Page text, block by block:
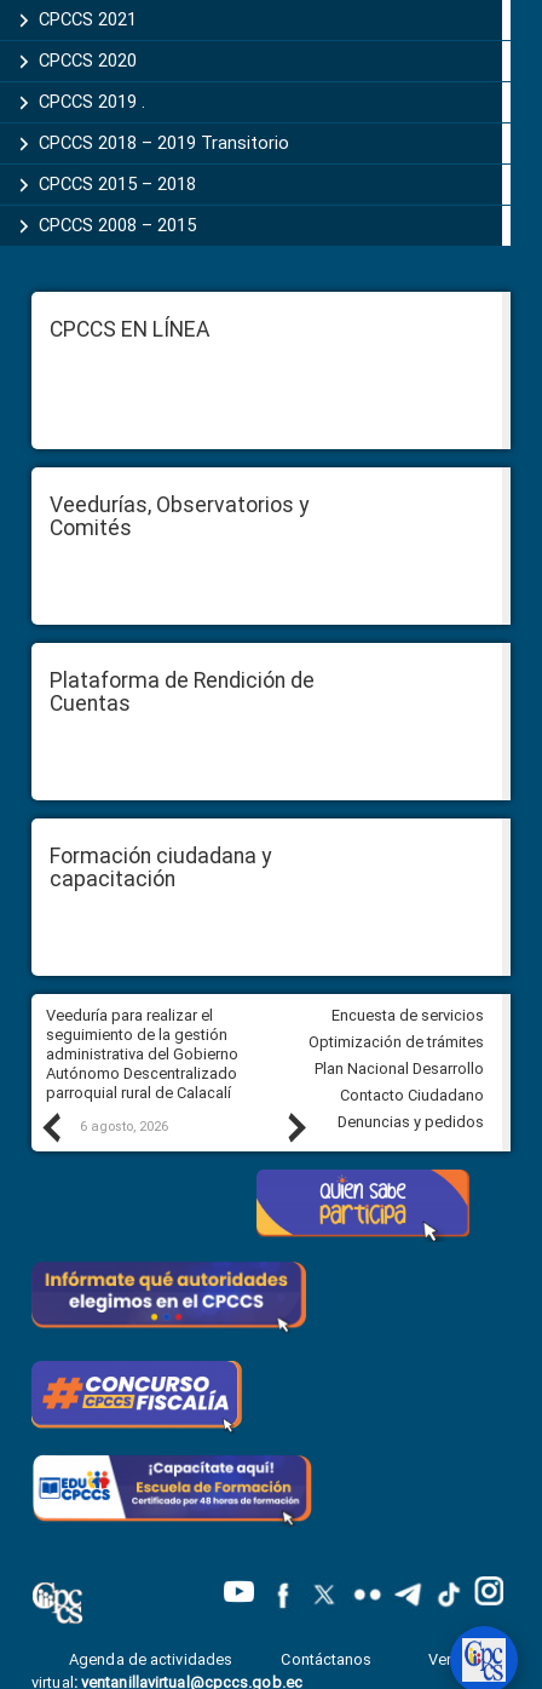
CPCCS 2021
CPCCS 2020
CPCCS 2019 .
CPCCS 2018 – 2019 Transitorio
CPCCS 2015 – 2018
CPCCS 2008 – 2015
FooterCPCCS EN LÍNEA
Veedurías, Observatorios y
Comités
Plataforma de Rendición de
Cuentas
Formación ciudadana y
capacitación
Previous
Veeduría para realizar el
seguimiento de la gestión
administrativa del Gobierno
Autónomo Descentralizado
parroquial rural de Calacalí
6 agosto, 2026
Veeduría para vigilar los
derivados de la Audiencia
comunidad Urbina, parroquia
Carolina
5 agosto, 2026
Next
Encuesta de servicios
Optimización de trámites
Plan Nacional Desarrollo
Contacto Ciudadano
Denuncias y pedidos
Agenda de actividades Contáctanos
Ventanilla
virtual : ventanillavirtual@cpccs.gob.ec